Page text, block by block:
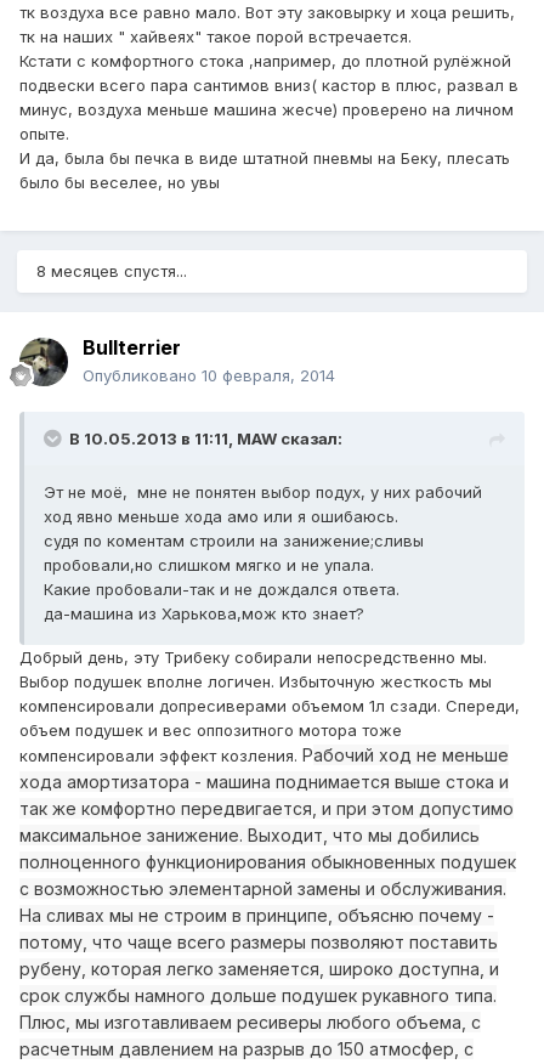
тк воздуха все равно мало. Вот эту заковырку и хоца решить,
тк на наших " хайвеях" такое порой встречается.
Кстати с комфортного стока ,например, до плотной рулёжной
подвески всего пара сантимов вниз( кастор в плюс, развал в
минус, воздуха меньше машина жесче) проверено на личном
опыте.
И да, была бы печка в виде штатной пневмы на Беку, плесать
было бы веселее, но увы
8 месяцев спустя...
Bullterrier
Опубликовано 10 февраля, 2014
В 10.05.2013 в 11:11, MAW сказал:
Эт не моё, мне не понятен выбор подух, у них рабочий
ход явно меньше хода амо или я ошибаюсь.
судя по коментам строили на занижение;сливы
пробовали,но слишком мягко и не упала.
Какие пробовали-так и не дождался ответа.
да-машина из Харькова,мож кто знает?
Добрый день, эту Трибеку собирали непосредственно мы.
Выбор подушек вполне логичен. Избыточную жесткость мы
компенсировали допресиверами объемом 1л сзади. Спереди,
объем подушек и вес оппозитного мотора тоже
компенсировали эффект козления. Рабочий ход не меньше
хода амортизатора - машина поднимается выше стока и
так же комфортно передвигается, и при этом допустимо
максимальное занижение. Выходит, что мы добились
полноценного функционирования обыкновенных подушек
с возможностью элементарной замены и обслуживания.
На сливах мы не строим в принципе, объясню почему -
потому, что чаще всего размеры позволяют поставить
рубену, которая легко заменяется, широко доступна, и
срок службы намного дольше подушек рукавного типа.
Плюс, мы изготавливаем ресиверы любого объема, с
расчетным давлением на разрыв до 150 атмосфер, с